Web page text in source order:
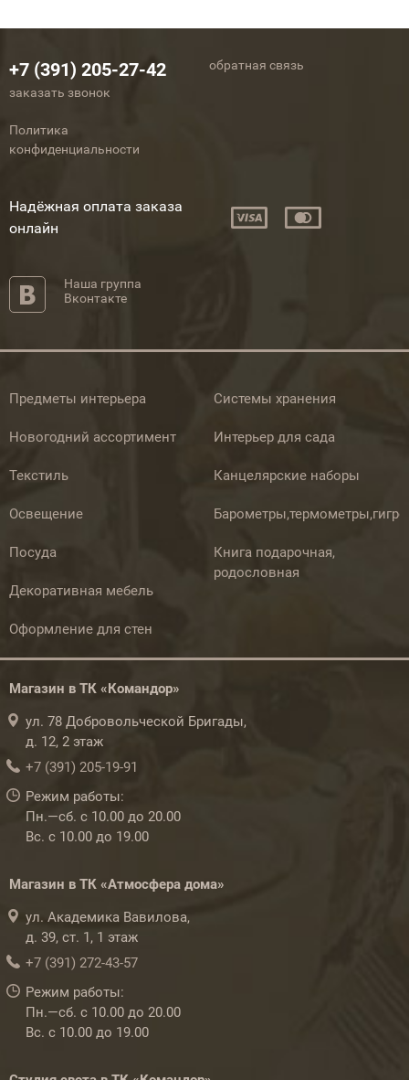
+7 (391) 205-27-42
заказать звонок
обратная связь
Политика
конфиденциальности
Надёжная оплата заказа
онлайн
Наша группа
Вконтакте
Предметы интерьера
Новогодний ассортимент
Текстиль
Освещение
Посуда
Декоративная мебель
Оформление для стен
Системы хранения
Интерьер для сада
Канцелярские наборы
Книга подарочная,
родословная
Магазин в ТК «Командор»
ул. 78 Добровольческой Бригады,
д. 12, 2 этаж
+7 (391) 205-19-91
Режим работы:
Пн.—сб. с 10.00 до 20.00
Вс. с 10.00 до 19.00
Магазин в ТК «Атмосфера дома»
ул. Академика Вавилова,
д. 39, ст. 1, 1 этаж
+7 (391) 272-43-57
Режим работы:
Пн.—сб. с 10.00 до 20.00
Вс. с 10.00 до 19.00